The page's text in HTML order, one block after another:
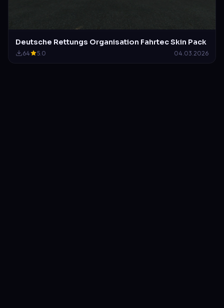
Deutsche Rettungs Organisation Fahrtec Skin Pack
64 5.0 04.03.2026